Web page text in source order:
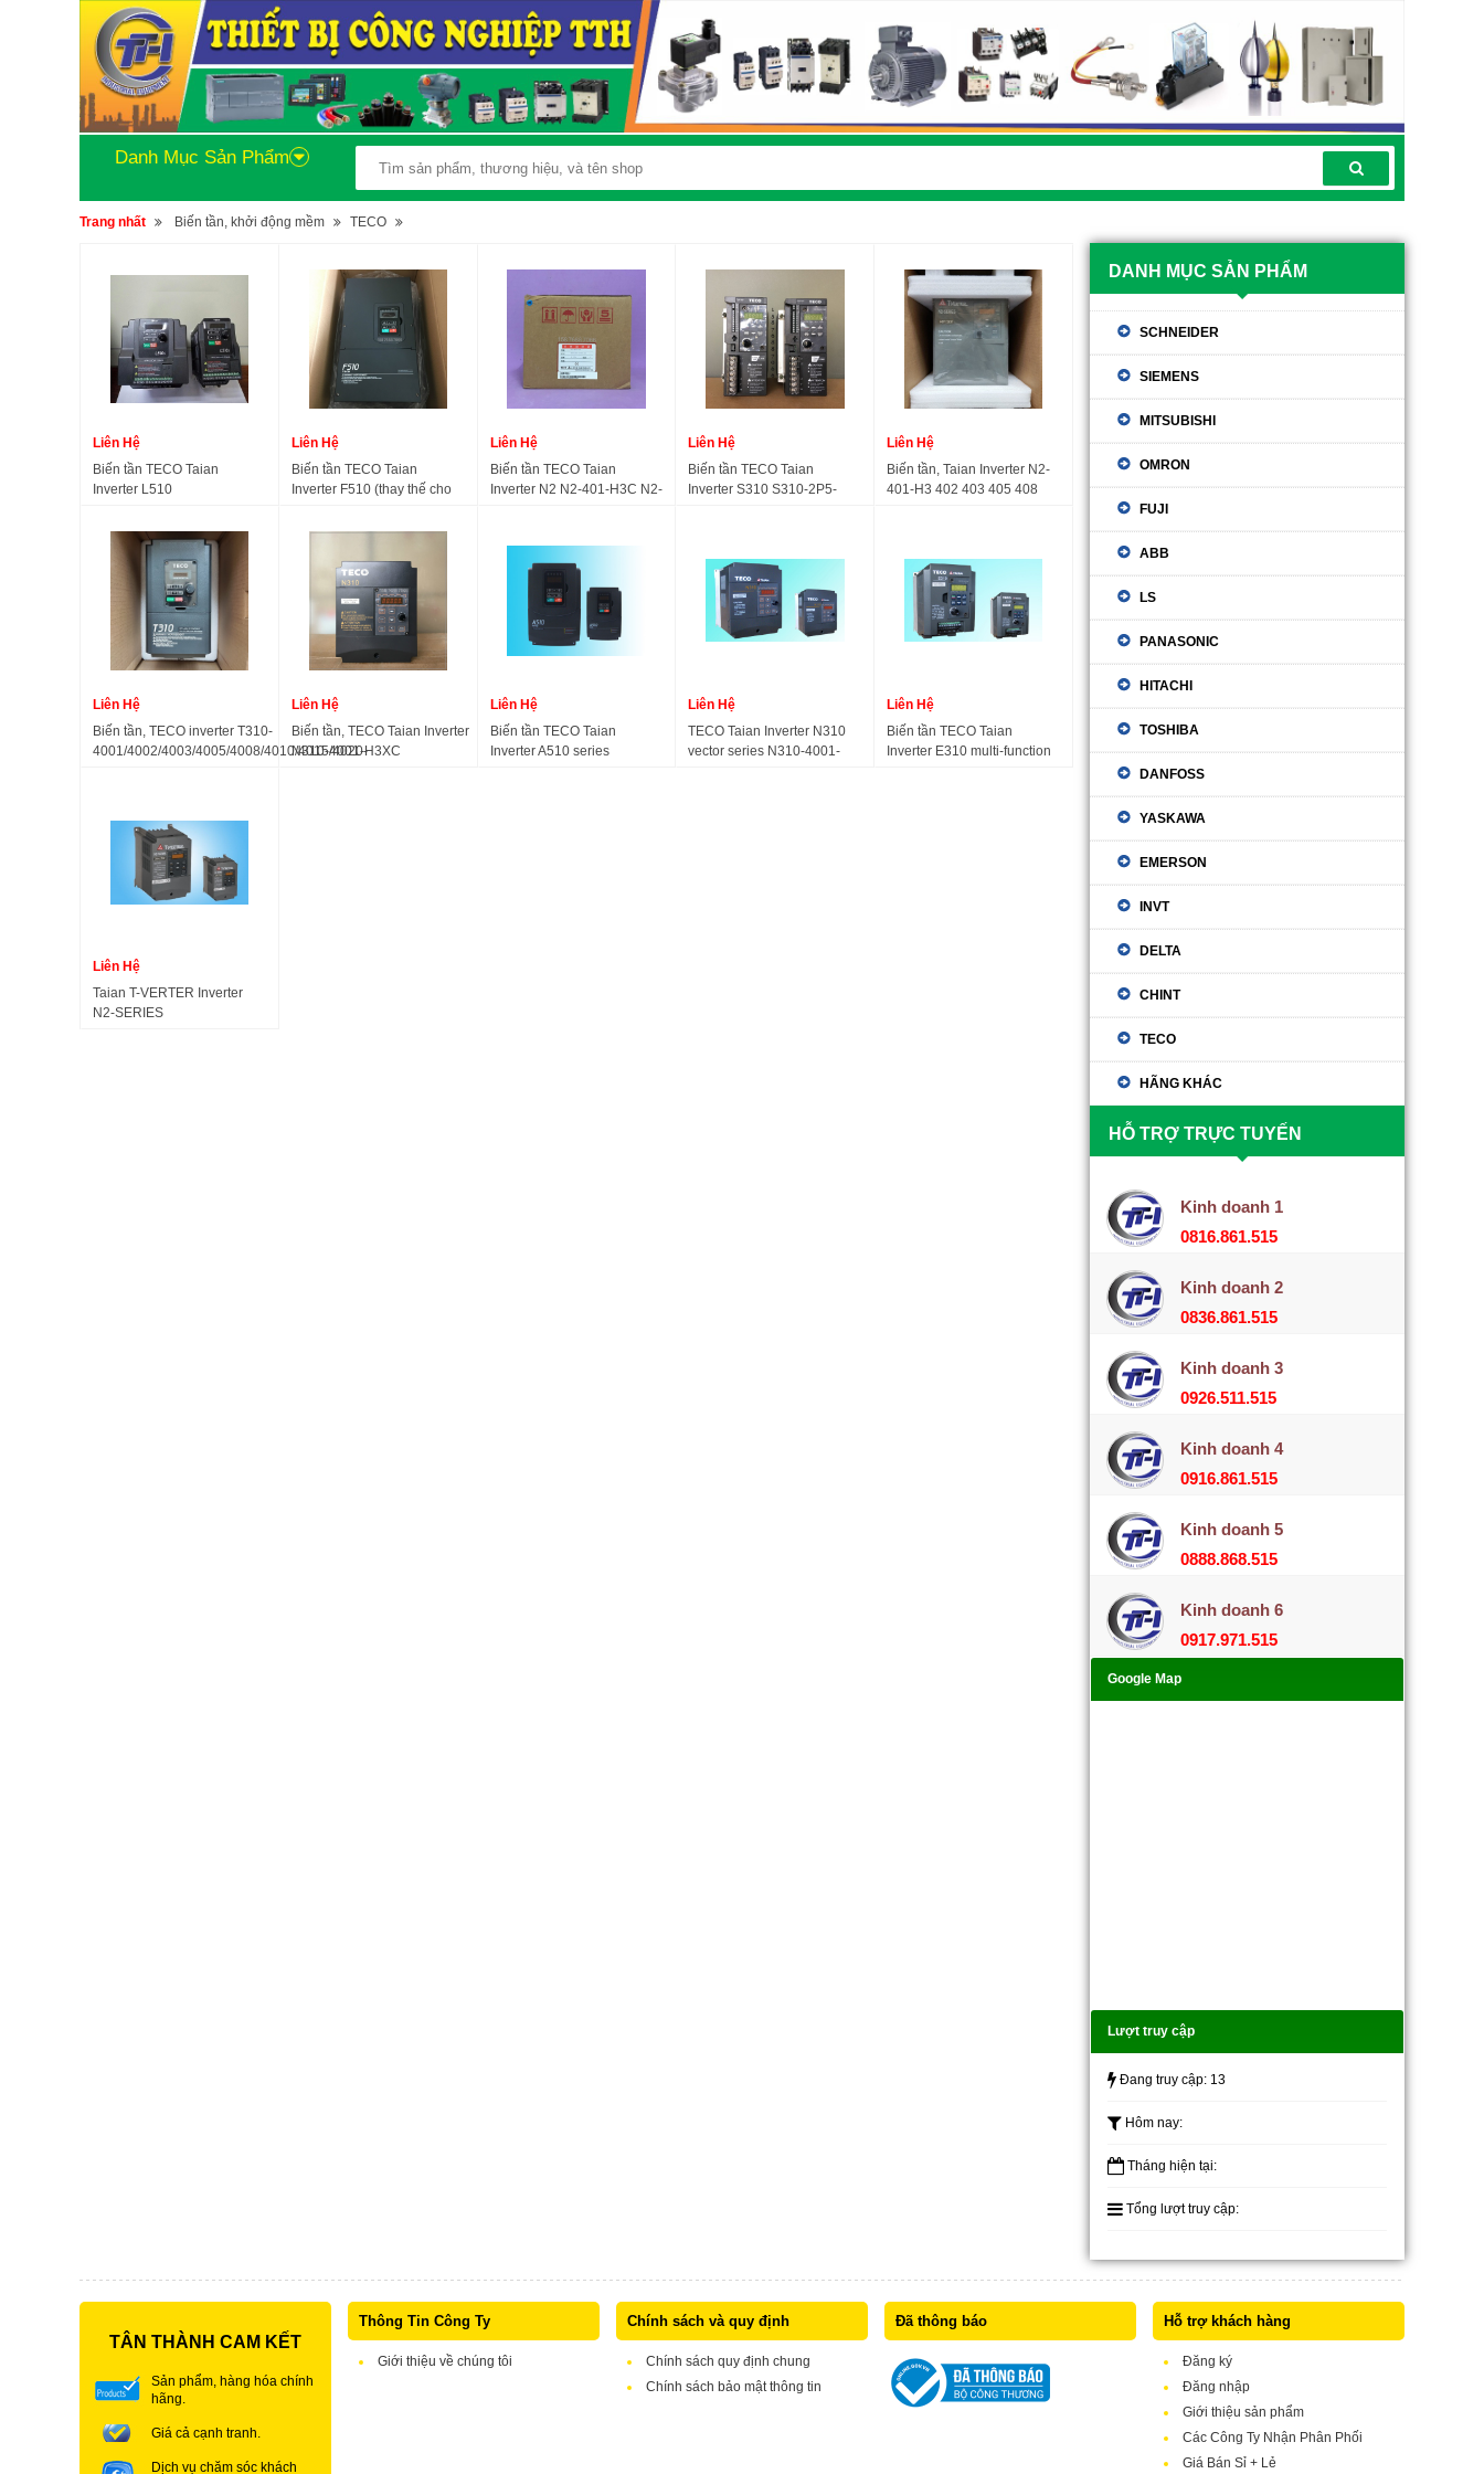
Danh Mục Sản Phẩm
Trang nhất Biến tần, khởi động mềm TECO
Liên Hệ
Biến tần TECO Taian
Inverter L510
Liên Hệ
Biến tần TECO Taian
Inverter F510 (thay thế cho
Liên Hệ
Biến tần TECO Taian
Inverter N2 N2-401-H3C N2-
410-H3C
Liên Hệ
Biến tần TECO Taian
Inverter S310 S310-2P5-
202-H1BCD S310+-401-
H3BCDC S310+-402-
H3BCDC S310+-403-
H3BCDC S310+-405-
Liên Hệ
Biến tần, Taian Inverter N2-
401-H3 402 403 405 408
Liên Hệ
Biến tần, TECO inverter T310-
4001/4002/4003/4005/4008/4010/4015/4020-
Liên Hệ
Biến tần, TECO Taian Inverter
N310-4001-H3XC
Liên Hệ
Biến tần TECO Taian
Inverter A510 series
Liên Hệ
TECO Taian Inverter N310
vector series N310-4001-
Liên Hệ
Biến tần TECO Taian
Inverter E310 multi-function
Liên Hệ
Taian T-VERTER Inverter
N2-SERIES
DANH MỤC SẢN PHẨM
SCHNEIDER
SIEMENS
MITSUBISHI
OMRON
FUJI
ABB
LS
PANASONIC
HITACHI
TOSHIBA
DANFOSS
YASKAWA
EMERSON
INVT
DELTA
CHINT
TECO
HÃNG KHÁC
HỖ TRỢ TRỰC TUYẾN
Kinh doanh 1
0816.861.515
Kinh doanh 2
0836.861.515
Kinh doanh 3
0926.511.515
Kinh doanh 4
0916.861.515
Kinh doanh 5
0888.868.515
Kinh doanh 6
0917.971.515
Google Map
Lượt truy cập
Đang truy cập: 13
Hôm nay:
Tháng hiện tại:
Tổng lượt truy cập:
TÂN THÀNH CAM KẾT
Sản phẩm, hàng hóa chính
hãng.
Giá cả cạnh tranh.
Dịch vụ chăm sóc khách
Thông Tin Công Ty
Giới thiệu về chúng tôi
Chính sách và quy định
Chính sách quy định chung
Chính sách bảo mật thông tin
Đã thông báo Hỗ trợ khách hàng
Đăng ký
Đăng nhập
Giới thiệu sản phẩm
Các Công Ty Nhận Phân Phối
Giá Bán Sỉ + Lẻ